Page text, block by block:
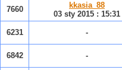
7660
kkasia_88
03 sty 2015 : 15:31
6231 -
6842 -